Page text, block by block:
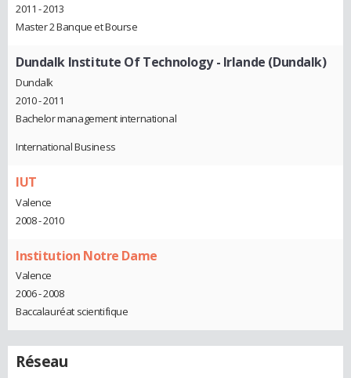
2011 - 2013
Master 2 Banque et Bourse
Dundalk Institute Of Technology - Irlande (Dundalk)
Dundalk
2010 - 2011
Bachelor management international
International Business
IUT
Valence
2008 - 2010
Institution Notre Dame
Valence
2006 - 2008
Baccalauréat scientifique
Réseau